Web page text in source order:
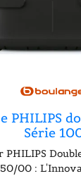
PHILIPS
Série
00 :